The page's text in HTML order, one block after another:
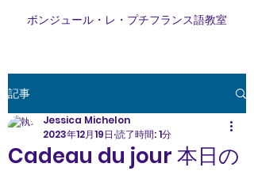
ボンジュール・レ・プチフランス語教室
記事
Cadeau du jour 本日の
Jessica Michelon
2023年12月19日 読了時間: 1分